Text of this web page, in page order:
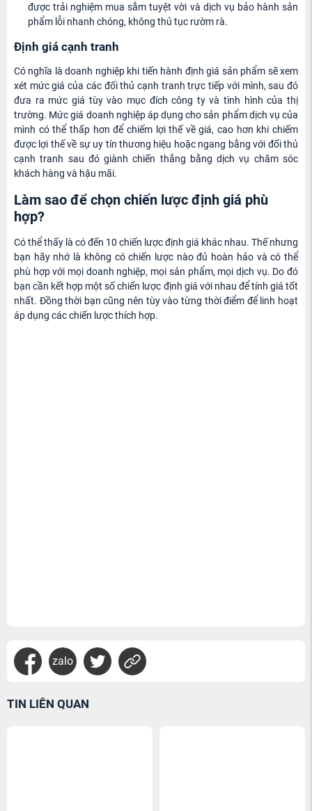
được trải nghiệm mua sắm tuyệt vời và dịch vụ bảo hành sản
phẩm lỗi nhanh chóng, không thủ tục rườm rà.
Định giá cạnh tranh
Có nghĩa là doanh nghiệp khi tiến hành định giá sản phẩm sẽ xem
xét mức giá của các đối thủ cạnh tranh trực tiếp với mình, sau đó
đưa ra mức giá tùy vào mục đích công ty và tình hình của thị
trường. Mức giá doanh nghiệp áp dụng cho sản phẩm dịch vụ của
mình có thể thấp hơn để chiếm lợi thế về giá, cao hơn khi chiếm
được lợi thế về sự uy tín thương hiệu hoặc ngang bằng với đối thủ
cạnh tranh sau đó giành chiến thắng bằng dịch vụ chăm sóc
khách hàng và hậu mãi.
Làm sao để chọn chiến lược định giá phù
hợp?
Có thể thấy là có đến 10 chiến lược định giá khác nhau. Thế nhưng
bạn hãy nhớ là không có chiến lược nào đủ hoàn hảo và có thể
phù hợp với mọi doanh nghiệp, mọi sản phẩm, mọi dịch vụ. Do đó
bạn cần kết hợp một số chiến lược định giá với nhau để tính giá tốt
nhất. Đồng thời bạn cũng nên tùy vào từng thời điểm để linh hoạt
áp dụng các chiến lược thích hợp.
zalo
TIN LIÊN QUAN